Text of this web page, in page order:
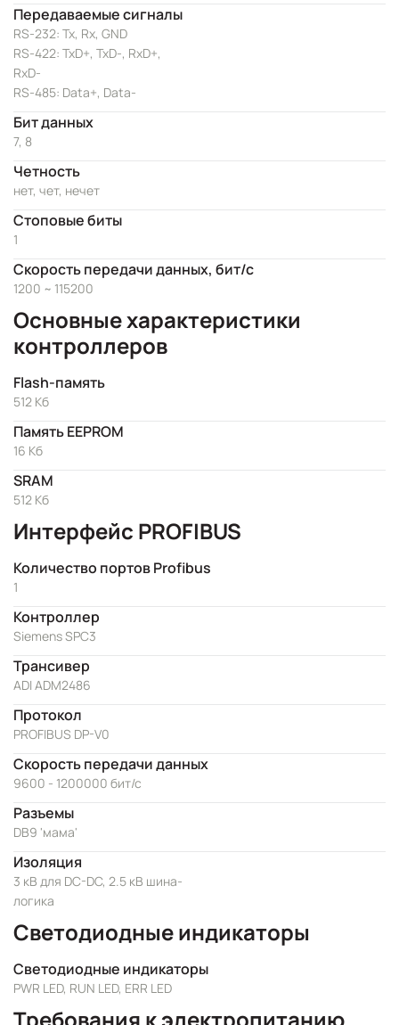
Передаваемые сигналы
RS-232: Tx, Rx, GND
RS-422: TxD+, TxD-, RxD+,
RxD-
RS-485: Data+, Data-
Бит данных
7, 8
Четность
нет, чет, нечет
Стоповые биты
1
Скорость передачи данных, бит/с
1200 ~ 115200
Основные характеристики
контроллеров
Flash-память
512 Кб
Память EEPROM
16 Кб
SRAM
512 Kб
Интерфейс PROFIBUS
Количество портов Profibus
1
Контроллер
Siemens SPC3
Трансивер
ADI ADM2486
Протокол
PROFIBUS DP-V0
Скорость передачи данных
9600 - 1200000 бит/с
Разъемы
DB9 'мама'
Изоляция
3 кВ для DC-DC, 2.5 кВ шина-
логика
Светодиодные индикаторы
Светодиодные индикаторы
PWR LED, RUN LED, ERR LED